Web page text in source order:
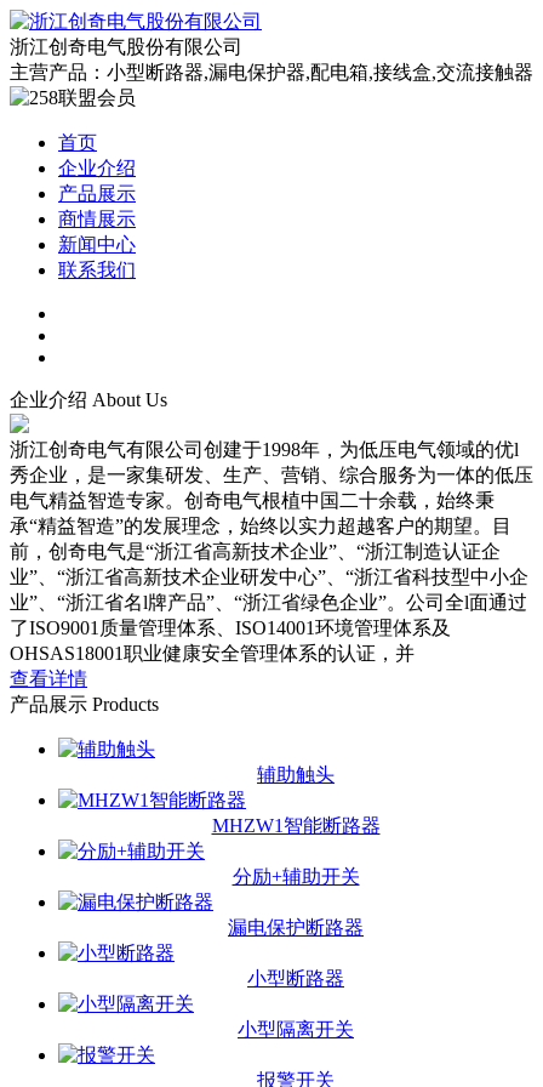
浙江创奇电气股份有限公司
主营产品：小型断路器,漏电保护器,配电箱,接线盒,交流接触器
首页
企业介绍
产品展示
商情展示
新闻中心
联系我们
企业介绍 About Us
浙江创奇电气有限公司创建于1998年，为低压电气领域的优l
秀企业，是一家集研发、生产、营销、综合服务为一体的低压
电气精益智造专家。创奇电气根植中国二十余载，始终秉
承“精益智造”的发展理念，始终以实力超越客户的期望。目
前，创奇电气是“浙江省高新技术企业”、“浙江制造认证企
业”、“浙江省高新技术企业研发中心”、“浙江省科技型中小企
业”、“浙江省名l牌产品”、“浙江省绿色企业”。公司全l面通过
了ISO9001质量管理体系、ISO14001环境管理体系及
OHSAS18001职业健康安全管理体系的认证，并
查看详情
产品展示 Products
辅助触头
MHZW1智能断路器
分励+辅助开关
漏电保护断路器
小型断路器
小型隔离开关
报警开关